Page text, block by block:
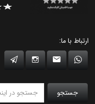
ارتباط با ما:
جستجو